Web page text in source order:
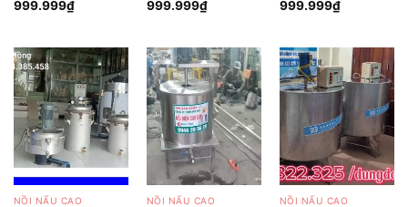
999.999₫
999.999₫ 999.999₫
NỒI NẤU CAO NỒI NẤU CAO NỒI NẤU CAO